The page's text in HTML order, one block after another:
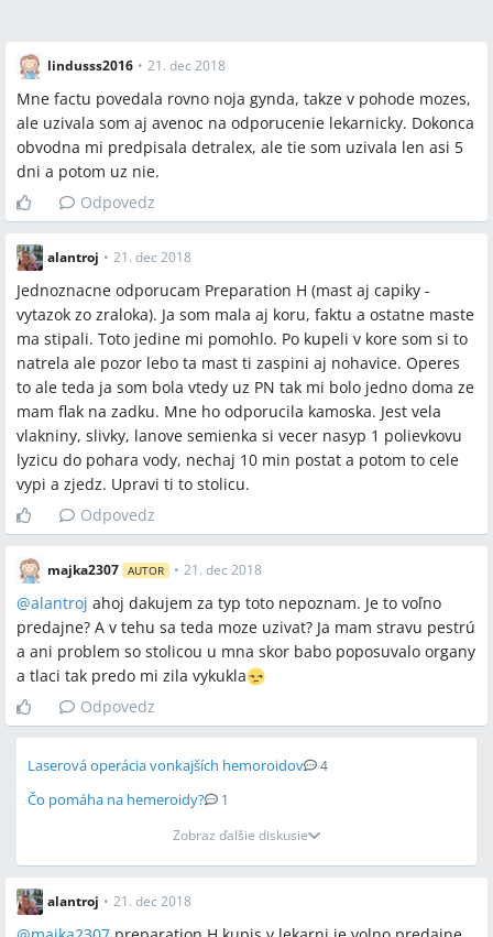
lindusss2016 • 21. dec 2018
Mne factu povedala rovno noja gynda, takze v pohode mozes,
ale uzivala som aj avenoc na odporucenie lekarnicky. Dokonca
obvodna mi predpisala detralex, ale tie som uzivala len asi 5
dni a potom uz nie.
Odpovedz
alantroj • 21. dec 2018
Jednoznacne odporucam Preparation H (mast aj capiky -
vytazok zo zraloka). Ja som mala aj koru, faktu a ostatne maste
ma stipali. Toto jedine mi pomohlo. Po kupeli v kore som si to
natrela ale pozor lebo ta mast ti zaspini aj nohavice. Operes
to ale teda ja som bola vtedy uz PN tak mi bolo jedno doma ze
mam flak na zadku. Mne ho odporucila kamoska. Jest vela
vlakniny, slivky, lanove semienka si vecer nasyp 1 polievkovu
lyzicu do pohara vody, nechaj 10 min postat a potom to cele
vypi a zjedz. Upravi ti to stolicu.
Odpovedz
majka2307 AUTOR • 21. dec 2018
@alantroj ahoj dakujem za typ toto nepoznam. Je to voľno
predajne? A v tehu sa teda moze uzivat? Ja mam stravu pestrú
a ani problem so stolicou u mna skor babo poposuvalo organy
a tlaci tak predo mi zila vykukla
Odpovedz
Laserová operácia vonkajších hemoroidov 4
Čo pomáha na hemeroidy?
1
Zobraz ďalšie diskusie
alantroj • 21. dec 2018